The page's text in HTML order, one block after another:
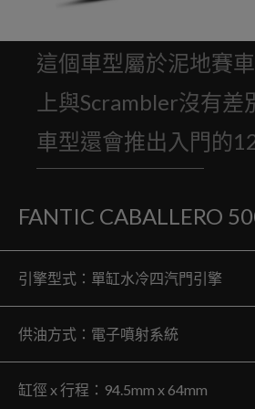
這個車型屬於泥地賽
上與Scrambler沒有差
車型還會推出入門的
FANTIC CABALLERO
引擎型式：單缸水冷四汽門引擎
供油方式：電子噴射系統
缸徑 x 行程：94.5mm x 64mm